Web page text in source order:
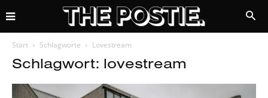
Start Schlagworte Lovestream
Schlagwort: lovestream